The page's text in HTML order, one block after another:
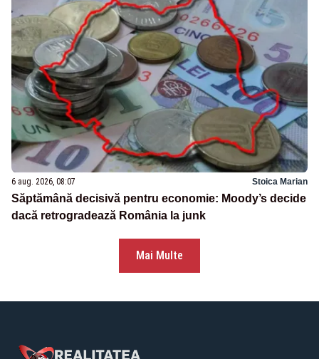
6 aug. 2026, 08:07 Stoica Marian
Săptămână decisivă pentru economie: Moody’s decide
dacă retrogradează România la junk
Mai Multe